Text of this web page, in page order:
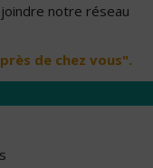
notre réseau
de chez vous".